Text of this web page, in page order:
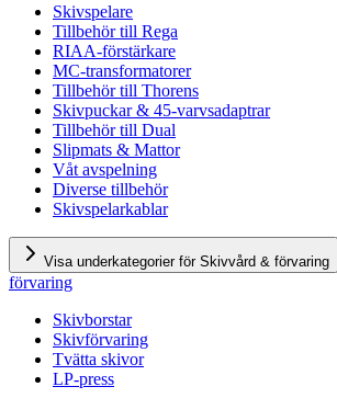
Skivspelare
Tillbehör till Rega
RIAA-förstärkare
MC-transformatorer
Tillbehör till Thorens
Skivpuckar & 45-varvsadaptrar
Tillbehör till Dual
Slipmats & Mattor
Våt avspelning
Diverse tillbehör
Skivspelarkablar
Visa underkategorier för Skivvård & förvaring
förvaring
Skivborstar
Skivförvaring
Tvätta skivor
LP-press